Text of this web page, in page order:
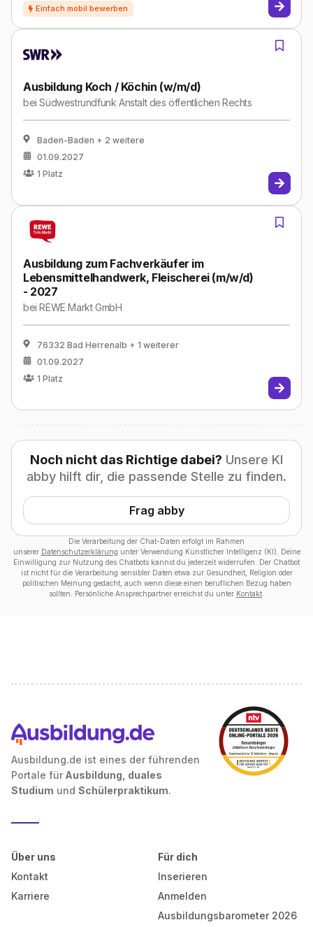
Ausbildung Koch / Köchin (w/m/d)
beiSüdwestrundfunk Anstalt des öffentlichen Rechts
Baden-Baden + 2 weitere
01.09.2027
1 Platz
Ausbildung zum Fachverkäufer im
Lebensmittelhandwerk, Fleischerei (m/w/d)
- 2027
beiREWE Markt GmbH
76332 Bad Herrenalb + 1 weiterer
01.09.2027
1 Platz
Noch nicht das Richtige dabei? Unsere KI
abby hilft dir, die passende Stelle zu finden.
Frag abby
Die Verarbeitung der Chat-Daten erfolgt im Rahmen
unserer Datenschutzerklärung unter Verwendung Künstlicher Intelligenz (KI). Deine
Einwilligung zur Nutzung des Chatbots kannst du jederzeit widerrufen. Der Chatbot
ist nicht für die Verarbeitung sensibler Daten etwa zur Gesundheit, Religion oder
politischen Meinung gedacht, auch wenn diese einen beruflichen Bezug haben
sollten. Persönliche Ansprechpartner erreichst du unter Kontakt
Ausbildung.de ist eines der führenden
Portale für Ausbildung, duales
Studium und Schülerpraktikum.
Über uns
Kontakt
Karriere
Für dich
Inserieren
Anmelden
Ausbildungsbarometer 2026